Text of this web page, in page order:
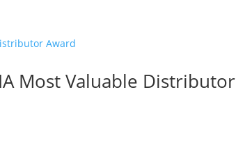
Most Valuable Distributor